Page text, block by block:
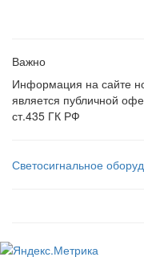
Важно
Информация на сайте
является публичной
ст.435 ГК РФ
Светосигнальное